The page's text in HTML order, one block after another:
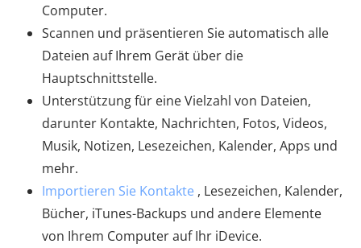
Computer.
Scannen und präsentieren Sie automatisch alle
Dateien auf Ihrem Gerät über die
Hauptschnittstelle.
Unterstützung für eine Vielzahl von Dateien,
darunter Kontakte, Nachrichten, Fotos, Videos,
Musik, Notizen, Lesezeichen, Kalender, Apps und
mehr.
Importieren Sie Kontakte , Lesezeichen, Kalender,
Bücher, iTunes-Backups und andere Elemente
von Ihrem Computer auf Ihr iDevice.